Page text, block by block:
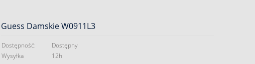
Guess Damskie W0911L3
Dostępność:
Dostępny
Wysyłka
12h